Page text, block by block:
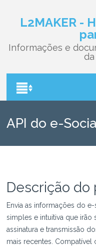
L2MAKER -
Informações e
da
API do e-
Descrição do
Envia as informações do
simples e intuitiva que irão
assinatura e transmissão
mais recentes. Compatível